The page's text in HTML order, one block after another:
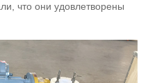
что они удовлетворены